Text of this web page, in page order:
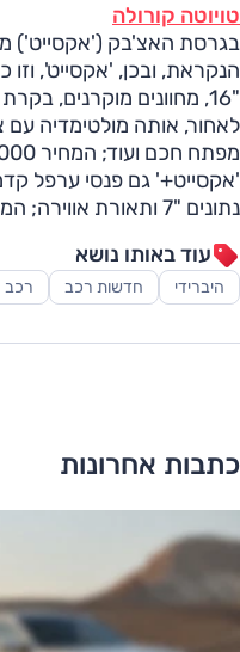
טויוטה קורולה
בגרסת האצ'בק ('אקסייט')
הנקראת, ובכן, 'אקסייט', וזו
"16, מחוונים מוקרנים,
נתונים "7 ותאורת אווירה; המחיר: 140,000 שקלים.
עוד באותו נושא
היברידי חדשות רכב רכב
כתבות אחרונות